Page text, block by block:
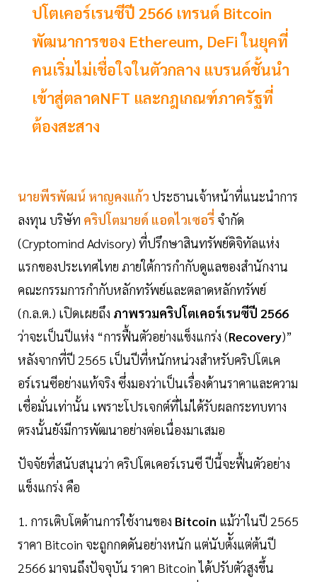
ปโตเคอร์เรนซีปี 2566 เทรนด์ Bitcoin
พัฒนาการของ Ethereum, DeFi ในยุคที่
คนเริ่มไม่เชื่อใจในตัวกลาง แบรนด์ชั้นนำ
เข้าสู่ตลาดNFT และกฎเกณฑ์ภาครัฐที่
ต้องสะสาง
นายพีรพัฒน์ หาญคงแก้ว ประธานเจ้าหน้าที่แนะนำการ
ลงทุน บริษัท คริปโตมายด์ แอดไวเซอรี่ จำกัด
(Cryptomind Advisory) ที่ปรึกษาสินทรัพย์ดิจิทัลแห่ง
แรกของประเทศไทย ภายใต้การกำกับดูแลของสำนักงาน
คณะกรรมการกำกับหลักทรัพย์และตลาดหลักทรัพย์
(ก.ล.ต.) เปิดเผยถึง ภาพรวมคริปโตเคอร์เรนซีปี 2566
ว่าจะเป็นปีแห่ง “การฟื้นตัวอย่างแข็งแกร่ง (Recovery)”
หลังจากที่ปี 2565 เป็นปีที่หนักหน่วงสำหรับคริปโตเค
อร์เรนซีอย่างแท้จริง ซึ่งมองว่าเป็นเรื่องด้านราคาและความ
เชื่อมั่นเท่านั้น เพราะโปรเจกต์ที่ไม่ได้รับผลกระทบทาง
ตรงนั้นยังมีการพัฒนาอย่างต่อเนื่องมาเสมอ
ปัจจัยที่สนับสนุนว่า คริปโตเคอร์เรนซี ปีนี้จะฟื้นตัวอย่าง
แข็งแกร่ง คือ
1. การเติบโตด้านการใช้งานของ Bitcoin แม้ว่าในปี 2565
ราคา Bitcoin จะถูกกดดันอย่างหนัก แต่นับต้ังแต่ต้นปี
2566 มาจนถึงปัจจุบัน ราคา Bitcoin ได้ปรับตัวสูงขึ้น